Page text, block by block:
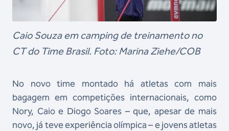
Caio Souza em camping de treinamento no
CT do Time Brasil. Foto: Marina Ziehe/COB
No novo time montado há atletas com mais
bagagem em competições internacionais, como
Nory, Caio e Diogo Soares – que, apesar de mais
novo, já teve experiência olímpica – e jovens atletas